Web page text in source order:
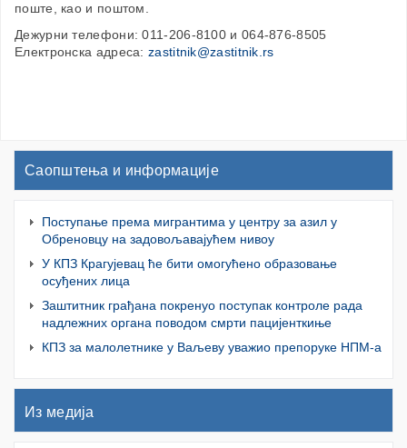
поште, као и поштом.
Дежурни телефони: 011-206-8100 и 064-876-8505
Електронска адреса:zastitnik@zastitnik.rs
Саопштења и информације
Поступање према мигрантима у центру за азил у
Обреновцу на задовољавајућем нивоу
У КПЗ Крагујевац ће бити омогућено образовање
осуђених лица
Заштитник грађана покренуо поступак контроле рада
надлежних органа поводом смрти пацијенткиње
КПЗ за малолетнике у Ваљеву уважио препоруке НПМ-а
Из медија